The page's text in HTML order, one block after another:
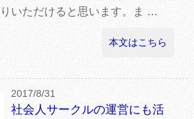
いただけると思います。ま …
本文はこちら
2017/8/31
社会人サークルの運営にも活